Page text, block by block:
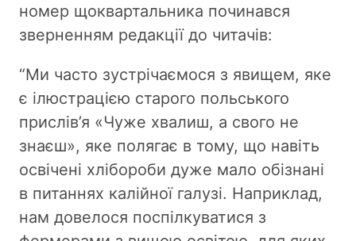
номер щоквартальника починався
зверненням редакції до читачів:
“Ми часто зустрічаємося з явищем, яке
є ілюстрацією старого польського
прислів’я «Чуже хвалиш, а свого не
знаєш», яке полягає в тому, що навіть
освічені хлібороби дуже мало обізнані
в питаннях калійної галузі. Наприклад,
нам довелося поспілкуватися з